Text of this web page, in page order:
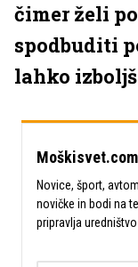
čimer želi
spodbuditi
lahko
Novice, šport,
novičke in bodi na
pripravlja